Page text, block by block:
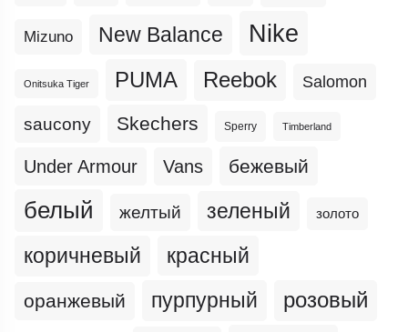
Mizuno New Balance Nike
Onitsuka Tiger PUMA Reebok Salomon
saucony Skechers Sperry Timberland
Under Armour Vans бежевый
белый желтый зеленый золото
коричневый красный
оранжевый пурпурный розовый